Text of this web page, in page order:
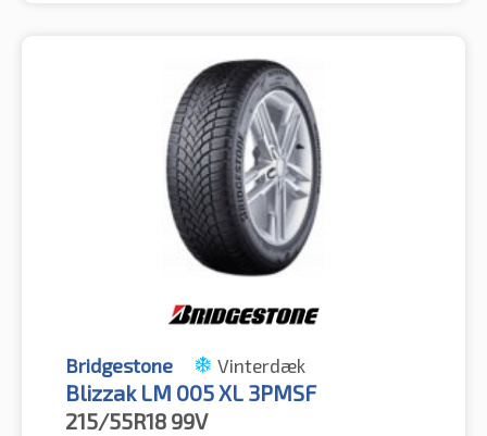
Bridgestone Vinterdæk
Blizzak LM 005 XL 3PMSF
215/55R18 99V